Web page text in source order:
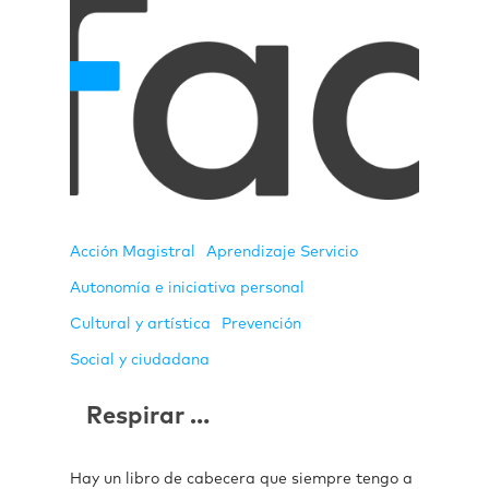
Acción Magistral Aprendizaje Servicio
Autonomía e iniciativa personal
Cultural y artística Prevención
Social y ciudadana
Respirar …
Hay un libro de cabecera que siempre tengo a